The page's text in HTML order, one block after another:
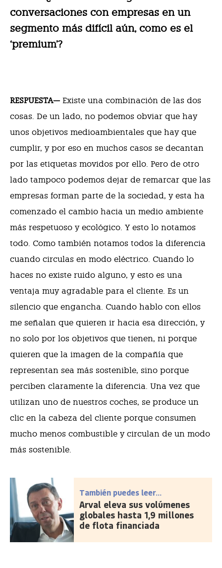
conversaciones con empresas en un
segmento más difícil aún, como es el
‘premium’?
RESPUESTA— Existe una combinación de las dos
cosas. De un lado, no podemos obviar que hay
unos objetivos medioambientales que hay que
cumplir, y por eso en muchos casos se decantan
por las etiquetas movidos por ello. Pero de otro
lado tampoco podemos dejar de remarcar que las
empresas forman parte de la sociedad, y esta ha
comenzado el cambio hacia un medio ambiente
más respetuoso y ecológico. Y esto lo notamos
todo. Como también notamos todos la diferencia
cuando circulas en modo eléctrico. Cuando lo
haces no existe ruido alguno, y esto es una
ventaja muy agradable para el cliente. Es un
silencio que engancha. Cuando hablo con ellos
me señalan que quieren ir hacia esa dirección, y
no solo por los objetivos que tienen, ni porque
quieren que la imagen de la compañía que
representan sea más sostenible, sino porque
perciben claramente la diferencia. Una vez que
utilizan uno de nuestros coches, se produce un
clic en la cabeza del cliente porque consumen
mucho menos combustible y circulan de un modo
más sostenible.
También puedes leer...
Arval eleva sus volúmenes
globales hasta 1,9 millones
de flota financiada